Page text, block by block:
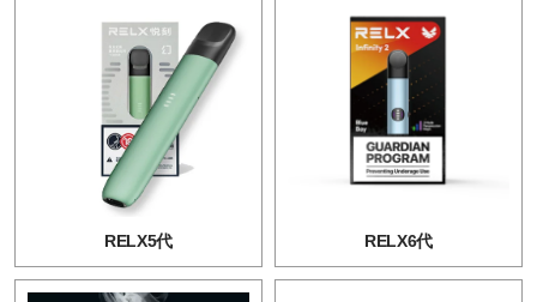
RELX5代 RELX6代